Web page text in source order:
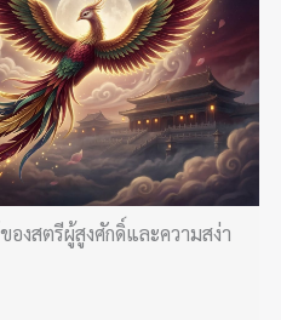
สตรีผู้สูงศักดิ์และความสง่า